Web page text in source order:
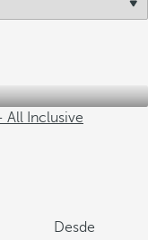
All Inclusive
Desde